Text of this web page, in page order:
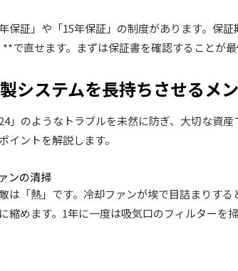
保証」や「15年保証」の制度があります。保
で直せます。まずは保証書を確認することが最
システムを長持ちさせるメ
24」のようなトラブルを未然に防ぎ、大切な資産
イントを解説します。
ンの清掃
は「熱」です。冷却ファンが埃で目詰まりす
縮めます。1年に一度は吸気口のフィルターを